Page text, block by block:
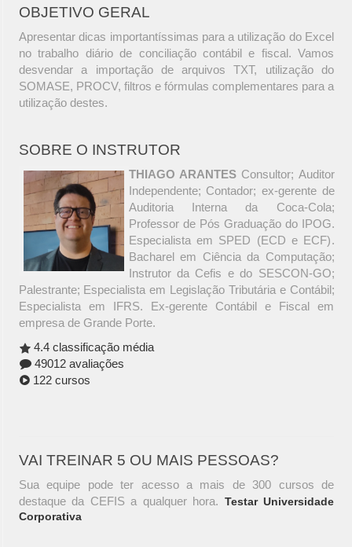
OBJETIVO GERAL
Apresentar dicas importantíssimas para a utilização do Excel
no trabalho diário de conciliação contábil e fiscal. Vamos
desvendar a importação de arquivos TXT, utilização do
SOMASE, PROCV, filtros e fórmulas complementares para a
utilização destes.
SOBRE O INSTRUTOR
THIAGO ARANTESConsultor; Auditor
Independente; Contador; ex-gerente de
Auditoria Interna da Coca-Cola;
Professor de Pós Graduação do IPOG.
Especialista em SPED (ECD e ECF).
Bacharel em Ciência da Computação;
Instrutor da Cefis e do SESCON-GO;
Palestrante; Especialista em Legislação Tributária e Contábil;
Especialista em IFRS. Ex-gerente Contábil e Fiscal em
empresa de Grande Porte.
4.4 classificação média
49012 avaliações
122 cursos
VAI TREINAR 5 OU MAIS PESSOAS?
Sua equipe pode ter acesso a mais de 300 cursos de
destaque da CEFIS a qualquer hora. Testar Universidade
Corporativa